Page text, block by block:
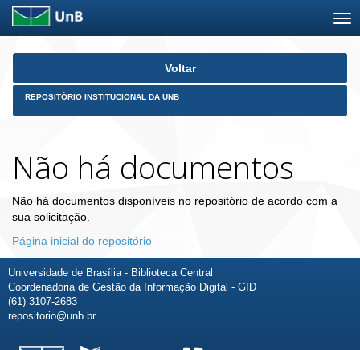
Skip
Voltar
REPOSITÓRIO INSTITUCIONAL DA UNB
Não há documentos
Não há documentos disponíveis no repositório de acordo com a
sua solicitação.
Página inicial do repositório
Universidade de Brasília - Biblioteca Central
Coordenadoria de Gestão da Informação Digital - GID
(61) 3107-2683
repositorio@unb.br